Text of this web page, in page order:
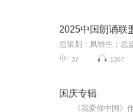
2025中国朗诵联
37 1367
国庆专辑